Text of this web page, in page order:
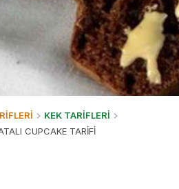
KEK TARİFLERİ
CUPCAKE TARİFİ